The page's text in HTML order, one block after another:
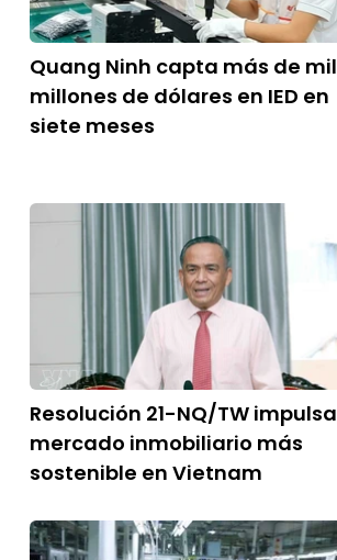
Quang Ninh capta más de mil
millones de dólares en IED en
siete meses
Resolución 21-NQ/TW impulsa
mercado inmobiliario más
sostenible en Vietnam